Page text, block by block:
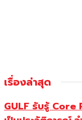
เรื่องล่าสุด
GULF รับรู้